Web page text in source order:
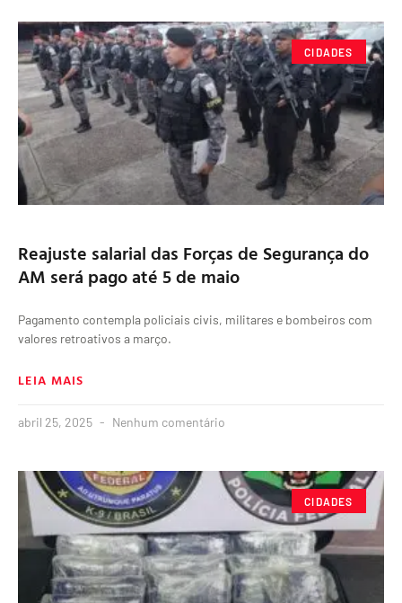
CIDADES
Reajuste salarial das Forças de Segurança do
AM será pago até 5 de maio
Pagamento contempla policiais civis, militares e bombeiros com
valores retroativos a março.
LEIA MAIS
abril 25, 2025 Nenhum comentário
CIDADES